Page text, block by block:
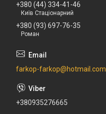
+380 (44) 334-41-46
Київ Стаціонарний
+380 (93) 697-76-35
Роман
farkop-farkop@hotmail.com
+380935276665